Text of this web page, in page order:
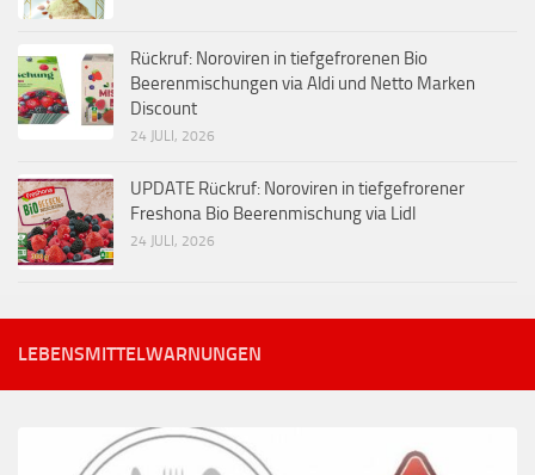
Rückruf: Noroviren in tiefgefrorenen Bio
Beerenmischungen via Aldi und Netto Marken
Discount
24 JULI, 2026
UPDATE Rückruf: Noroviren in tiefgefrorener
Freshona Bio Beerenmischung via Lidl
24 JULI, 2026
LEBENSMITTELWARNUNGEN